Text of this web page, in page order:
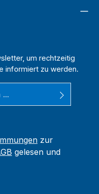
um rechtzeitig
informiert zu werden.
zur
gelesen und